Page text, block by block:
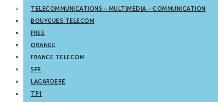
TELECOMMUNICATIONS – MULTIMEDIA – COMMUNICATION
BOUYGUES TELECOM
FREE
ORANGE
FRANCE TELECOM
SFR
LAGARDERE
TF1